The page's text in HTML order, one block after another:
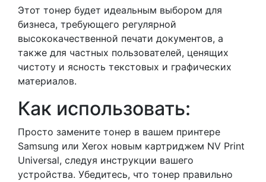
Этот тонер будет идеальным выбором для
бизнеса, требующего регулярной
высококачественной печати документов, а
также для частных пользователей, ценящих
чистоту и ясность текстовых и графических
материалов.
Как использовать:
Просто замените тонер в вашем принтере
Samsung или Xerox новым картриджем NV Print
Universal, следуя инструкции вашего
устройства. Убедитесь, что тонер правильно